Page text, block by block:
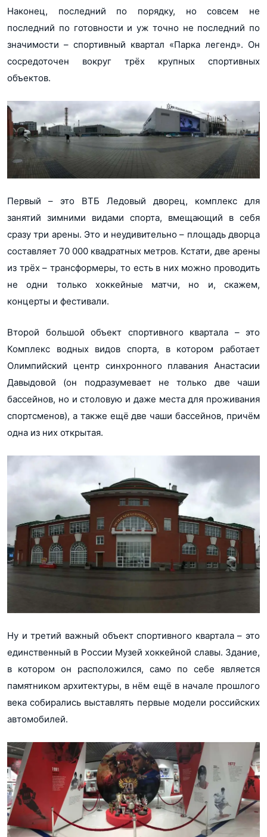
Наконец, последний по порядку, но совсем не
последний по готовности и уж точно не последний по
значимости – спортивный квартал «Парка легенд». Он
сосредоточен вокруг трёх крупных спортивных
объектов.
Первый – это ВТБ Ледовый дворец, комплекс для
занятий зимними видами спорта, вмещающий в себя
сразу три арены. Это и неудивительно – площадь дворца
составляет 70 000 квадратных метров. Кстати, две арены
из трёх – трансформеры, то есть в них можно проводить
не одни только хоккейные матчи, но и, скажем,
концерты и фестивали.
Второй большой объект спортивного квартала – это
Комплекс водных видов спорта, в котором работает
Олимпийский центр синхронного плавания Анастасии
Давыдовой (он подразумевает не только две чаши
бассейнов, но и столовую и даже места для проживания
спортсменов), а также ещё две чаши бассейнов, причём
одна из них открытая.
Ну и третий важный объект спортивного квартала – это
единственный в России Музей хоккейной славы. Здание,
в котором он расположился, само по себе является
памятником архитектуры, в нём ещё в начале прошлого
века собирались выставлять первые модели российских
автомобилей.